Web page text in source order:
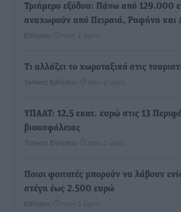
Τριήμερο εξόδου: Πάνω από 129.000
αναχωρούν από Πειραιά, Ραφήνα και
Ειδήσεις πριν 2 ώρες
Τι αλλάζει το χωροταξικό στις
Τοπικές Ειδήσεις πριν 2 ώρες
ΥΠΑΑΤ: 12,5 εκατ. ευρώ στις 13
βιοασφάλειας
Τοπικές Ειδήσεις πριν 3 ώρες
Ποιοι φοιτητές μπορούν να λάβουν
στέγη έως 2.500 ευρώ
Ειδήσεις πριν 3 ώρες